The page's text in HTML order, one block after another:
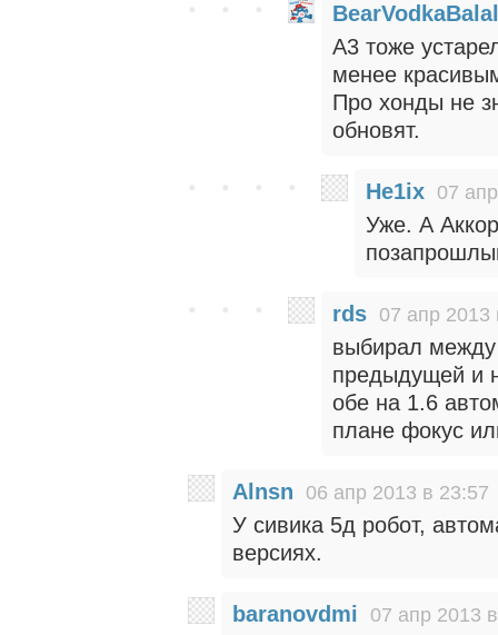
А3 тоже
менее
Про хонды не
обновят.
He1ix 07
Уже. А
rds 07 апр 2013
выбирал
предыдущей и
обе на 1.6
плане фокус
Alnsn 06 апр 2013 в 23:57
У сивика 5д робот,
версиях.
baranovdmi 07 апр 2013